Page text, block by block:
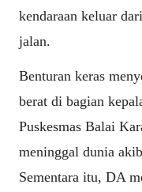
kendaraan keluar
jalan.
Benturan keras
berat di bagian
Puskesmas Balai
meninggal dunia
Sementara itu, DA